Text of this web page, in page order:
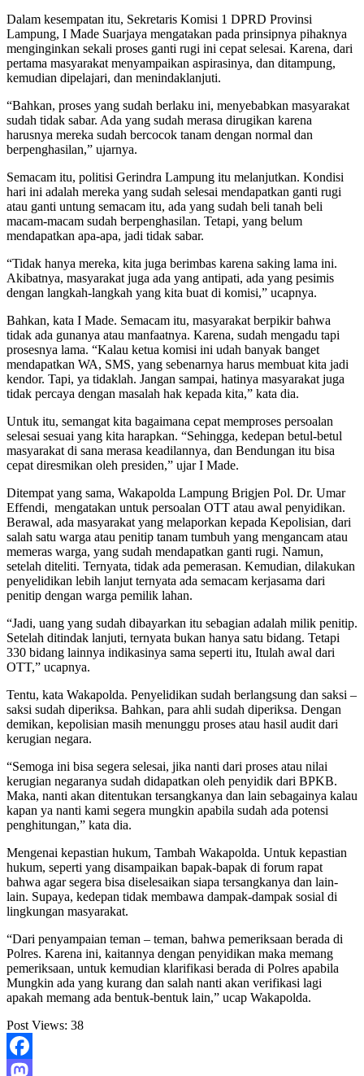
Dalam kesempatan itu, Sekretaris Komisi 1 DPRD Provinsi
Lampung, I Made Suarjaya mengatakan pada prinsipnya pihaknya
menginginkan sekali proses ganti rugi ini cepat selesai. Karena, dari
pertama masyarakat menyampaikan aspirasinya, dan ditampung,
kemudian dipelajari, dan menindaklanjuti.
“Bahkan, proses yang sudah berlaku ini, menyebabkan masyarakat
sudah tidak sabar. Ada yang sudah merasa dirugikan karena
harusnya mereka sudah bercocok tanam dengan normal dan
berpenghasilan,” ujarnya.
Semacam itu, politisi Gerindra Lampung itu melanjutkan. Kondisi
hari ini adalah mereka yang sudah selesai mendapatkan ganti rugi
atau ganti untung semacam itu, ada yang sudah beli tanah beli
macam-macam sudah berpenghasilan. Tetapi, yang belum
mendapatkan apa-apa, jadi tidak sabar.
“Tidak hanya mereka, kita juga berimbas karena saking lama ini.
Akibatnya, masyarakat juga ada yang antipati, ada yang pesimis
dengan langkah-langkah yang kita buat di komisi,” ucapnya.
Bahkan, kata I Made. Semacam itu, masyarakat berpikir bahwa
tidak ada gunanya atau manfaatnya. Karena, sudah mengadu tapi
prosesnya lama. “Kalau ketua komisi ini udah banyak banget
mendapatkan WA, SMS, yang sebenarnya harus membuat kita jadi
kendor. Tapi, ya tidaklah. Jangan sampai, hatinya masyarakat juga
tidak percaya dengan masalah hak kepada kita,” kata dia.
Untuk itu, semangat kita bagaimana cepat memproses persoalan
selesai sesuai yang kita harapkan. “Sehingga, kedepan betul-betul
masyarakat di sana merasa keadilannya, dan Bendungan itu bisa
cepat diresmikan oleh presiden,” ujar I Made.
Ditempat yang sama, Wakapolda Lampung Brigjen Pol. Dr. Umar
Effendi, mengatakan untuk persoalan OTT atau awal penyidikan.
Berawal, ada masyarakat yang melaporkan kepada Kepolisian, dari
salah satu warga atau penitip tanam tumbuh yang mengancam atau
memeras warga, yang sudah mendapatkan ganti rugi. Namun,
setelah diteliti. Ternyata, tidak ada pemerasan. Kemudian, dilakukan
penyelidikan lebih lanjut ternyata ada semacam kerjasama dari
penitip dengan warga pemilik lahan.
“Jadi, uang yang sudah dibayarkan itu sebagian adalah milik penitip.
Setelah ditindak lanjuti, ternyata bukan hanya satu bidang. Tetapi
330 bidang lainnya indikasinya sama seperti itu, Itulah awal dari
OTT,” ucapnya.
Tentu, kata Wakapolda. Penyelidikan sudah berlangsung dan saksi –
saksi sudah diperiksa. Bahkan, para ahli sudah diperiksa. Dengan
demikan, kepolisian masih menunggu proses atau hasil audit dari
kerugian negara.
“Semoga ini bisa segera selesai, jika nanti dari proses atau nilai
kerugian negaranya sudah didapatkan oleh penyidik dari BPKB.
Maka, nanti akan ditentukan tersangkanya dan lain sebagainya kalau
kapan ya nanti kami segera mungkin apabila sudah ada potensi
penghitungan,” kata dia.
Mengenai kepastian hukum, Tambah Wakapolda. Untuk kepastian
hukum, seperti yang disampaikan bapak-bapak di forum rapat
bahwa agar segera bisa diselesaikan siapa tersangkanya dan lain-
lain. Supaya, kedepan tidak membawa dampak-dampak sosial di
lingkungan masyarakat.
“Dari penyampaian teman – teman, bahwa pemeriksaan berada di
Polres. Karena ini, kaitannya dengan penyidikan maka memang
pemeriksaan, untuk kemudian klarifikasi berada di Polres apabila
Mungkin ada yang kurang dan salah nanti akan verifikasi lagi
apakah memang ada bentuk-bentuk lain,” ucap Wakapolda.
Post Views: 38
Facebook